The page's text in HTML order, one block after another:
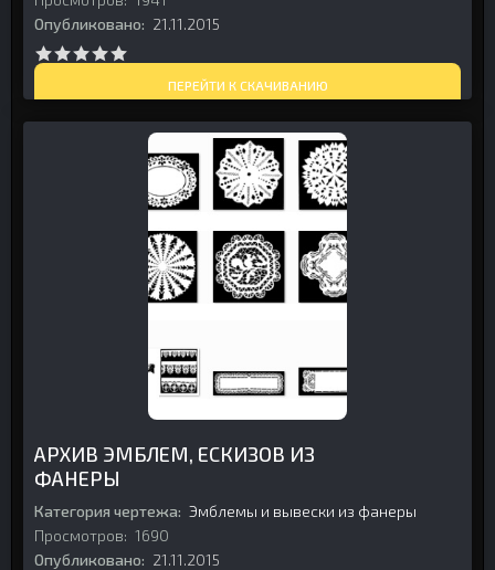
Опубликовано: 21.11.2015
ПЕРЕЙТИ К СКАЧИВАНИЮ
АРХИВ ЭМБЛЕМ, ЕСКИЗОВ ИЗ
ФАНЕРЫ
Категория чертежа: Эмблемы и вывески из фанеры
Просмотров: 1690
Опубликовано: 21.11.2015